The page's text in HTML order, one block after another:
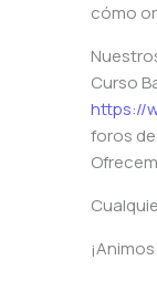
cómo
Curso
https://
foros